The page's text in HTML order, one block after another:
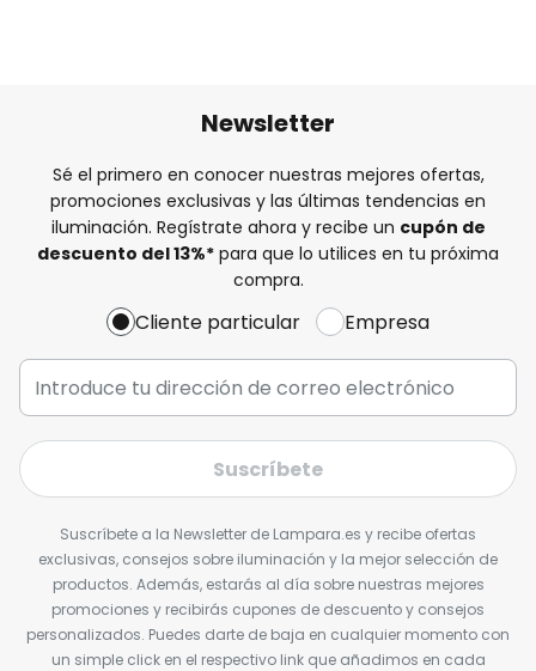
Newsletter
Sé el primero en conocer nuestras mejores ofertas,
promociones exclusivas y las últimas tendencias en
iluminación. Regístrate ahora y recibe un cupón de
descuento del13%* para que lo utilices en tu próxima
compra.
Cliente particular Empresa
Suscríbete
Suscríbete a la Newsletter de Lampara.es y recibe ofertas
exclusivas, consejos sobre iluminación y la mejor selección de
productos. Además, estarás al día sobre nuestras mejores
promociones y recibirás cupones de descuento y consejos
personalizados. Puedes darte de baja en cualquier momento con
un simple click en el respectivo link que añadimos en cada